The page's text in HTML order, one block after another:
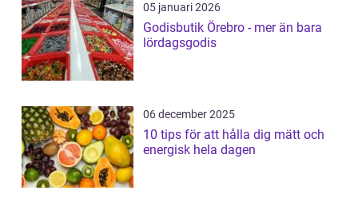
05 januari 2026
Godisbutik Örebro - mer än bara
lördagsgodis
06 december 2025
10 tips för att hålla dig mätt och
energisk hela dagen